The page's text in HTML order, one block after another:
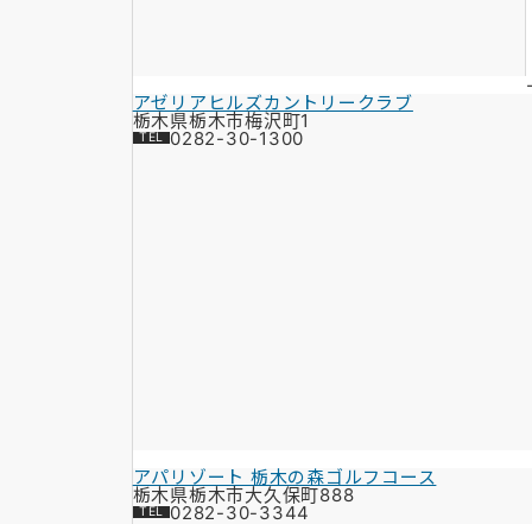
アゼリアヒルズカントリークラブ
栃木県栃木市梅沢町1
0282-30-1300
アパリゾート 栃木の森ゴルフコース
栃木県栃木市大久保町888
0282-30-3344